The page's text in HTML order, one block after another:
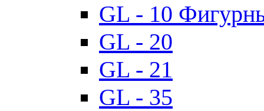
GL - 10
GL - 20
GL - 21
GL - 35